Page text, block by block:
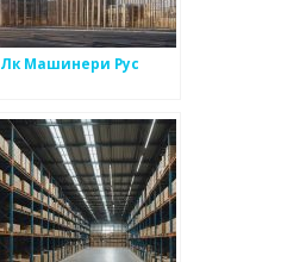
Лк Машинери Рус